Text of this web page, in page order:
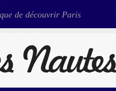
de découvrir Paris